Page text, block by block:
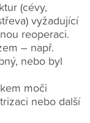
(cévy,
vyžadující
reoperaci.
– např.
nebo byl
moči
nebo další